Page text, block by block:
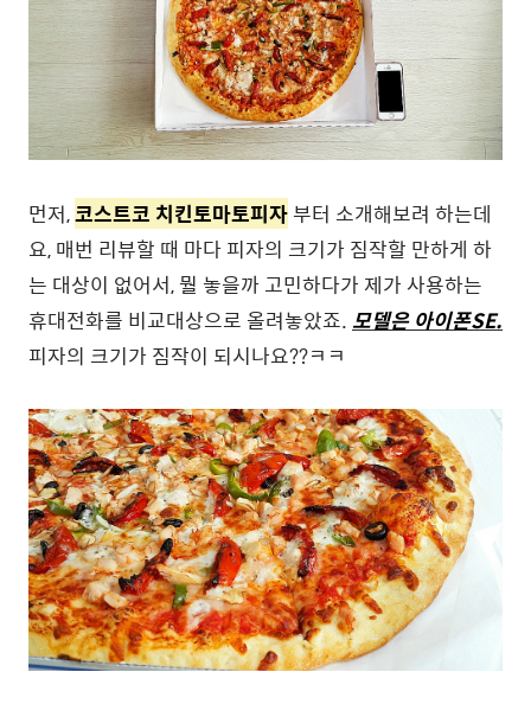
먼저,코스트코 치킨토마토피자부터 소개해보려 하는데
요, 매번 리뷰할 때 마다 피자의 크기가 짐작할 만하게 하
는 대상이 없어서, 뭘 놓을까 고민하다가 제가 사용하는
휴대전화를 비교대상으로 올려놓았죠. 모델은 아이폰SE.
피자의 크기가 짐작이 되시나요??ㅋㅋ